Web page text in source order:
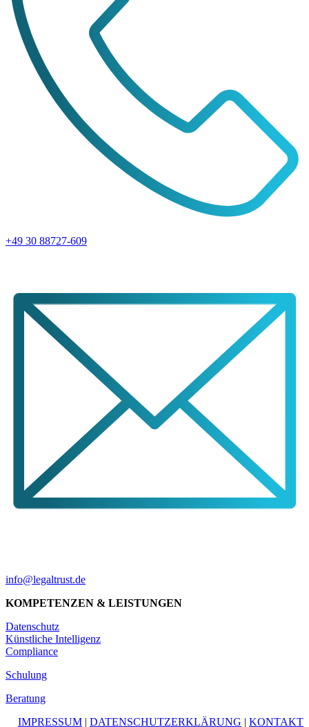
+49 30 88727-609
info@legaltrust.de
KOMPETENZEN & LEISTUNGEN
Datenschutz
Künstliche Intelligenz
Compliance
Schulung
Beratung
IMPRESSUM | DATENSCHUTZERKLÄRUNG | KONTAKT